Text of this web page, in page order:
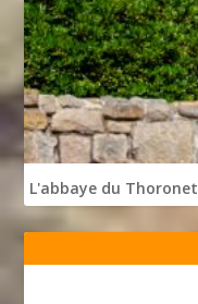
L'abbaye du Thoronet